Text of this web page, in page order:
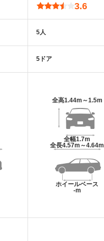
3.6
5人
5ドア
全高1.44m～1.5m
全幅1.7m
全長4.57m～4.64m
ホイールベース
-m